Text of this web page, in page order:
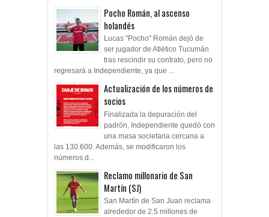
Pocho Román, al ascenso
holandés
Lucas "Pocho" Román dejó de
ser jugador de Atlético Tucumán
tras rescindir su contrato, pero no
regresará a Independiente, ya que ...
Actualización de los números de
socios
Finalizada la depuración del
padrón, Independiente quedó con
una masa societaria cercana a
las 130.600. Además, se modificaron los
números d...
Reclamo millonario de San
Martín (SJ)
San Martín de San Juan reclama
alrededor de 2.5 millones de